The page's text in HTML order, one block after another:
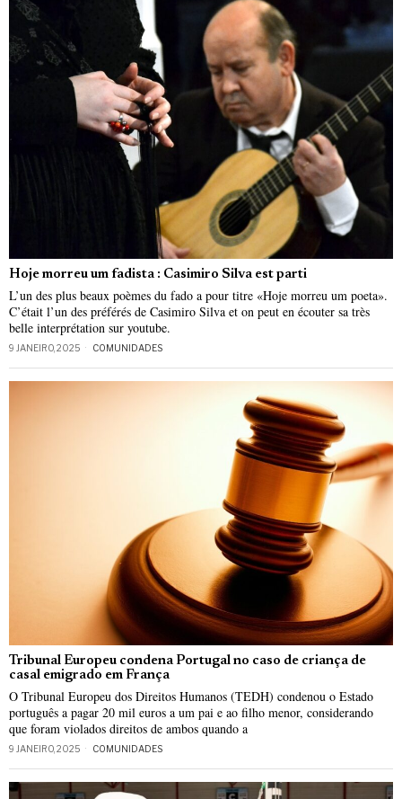
Hoje morreu um fadista : Casimiro Silva est parti
L’un des plus beaux poèmes du fado a pour titre «Hoje morreu um poeta».
C’était l’un des préférés de Casimiro Silva et on peut en écouter sa très
belle interprétation sur youtube.
9 JANEIRO, 2025 COMUNIDADES
Tribunal Europeu condena Portugal no caso de criança de
casal emigrado em França
O Tribunal Europeu dos Direitos Humanos (TEDH) condenou o Estado
português a pagar 20 mil euros a um pai e ao filho menor, considerando
que foram violados direitos de ambos quando a
9 JANEIRO, 2025 COMUNIDADES